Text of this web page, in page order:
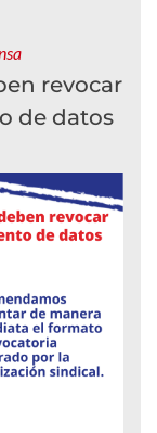
revocar
de datos